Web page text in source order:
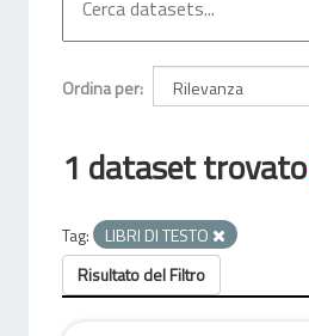
Ordina per
1 dataset trovato
Tag:
LIBRI DI TESTO
Risultato del Filtro